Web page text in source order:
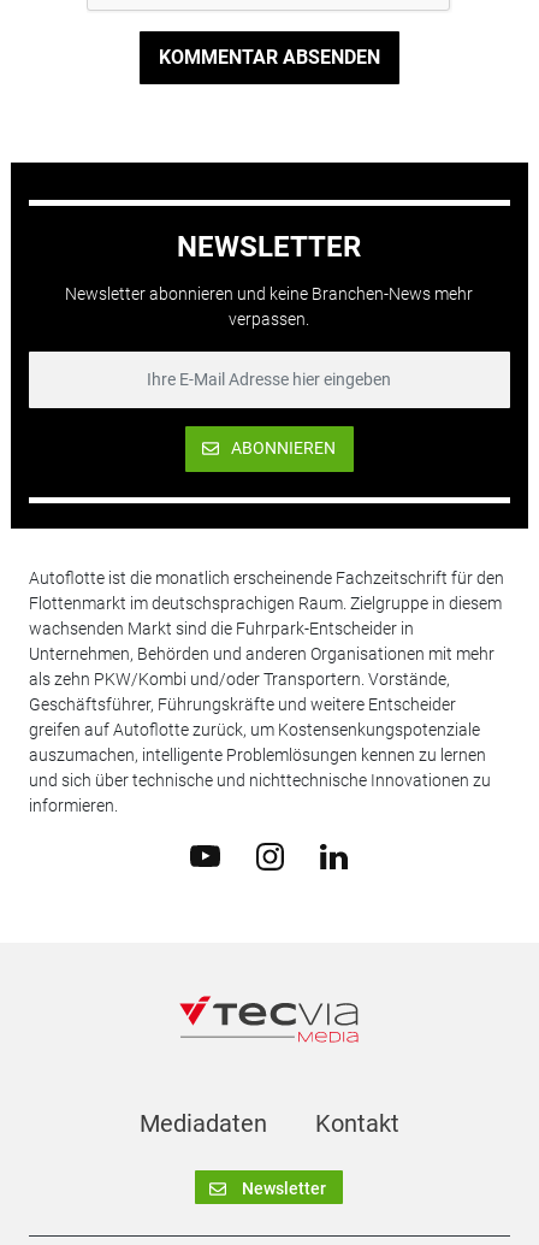
KOMMENTAR ABSENDEN
NEWSLETTER
Newsletter abonnieren und keine Branchen-News mehr
verpassen.
ABONNIEREN
Autoflotte ist die monatlich erscheinende Fachzeitschrift für den
Flottenmarkt im deutschsprachigen Raum. Zielgruppe in diesem
wachsenden Markt sind die Fuhrpark-Entscheider in
Unternehmen, Behörden und anderen Organisationen mit mehr
als zehn PKW/Kombi und/oder Transportern. Vorstände,
Geschäftsführer, Führungskräfte und weitere Entscheider
greifen auf Autoflotte zurück, um Kostensenkungspotenziale
auszumachen, intelligente Problemlösungen kennen zu lernen
und sich über technische und nichttechnische Innovationen zu
informieren.
Mediadaten Kontakt
Newsletter